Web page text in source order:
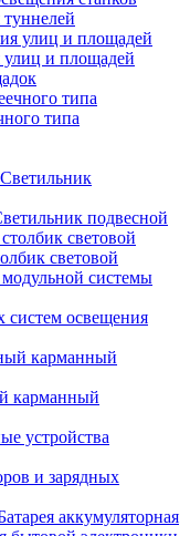
улиц и площадей
типа
Светильник
подвесной
световой
системы
систем освещения
карманный
устройства
и зарядных
аккумуляторная